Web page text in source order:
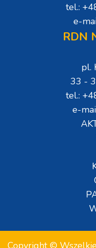
tel.:
e-
RDN
pl.
33 -
tel.:
e-
Copyright ©